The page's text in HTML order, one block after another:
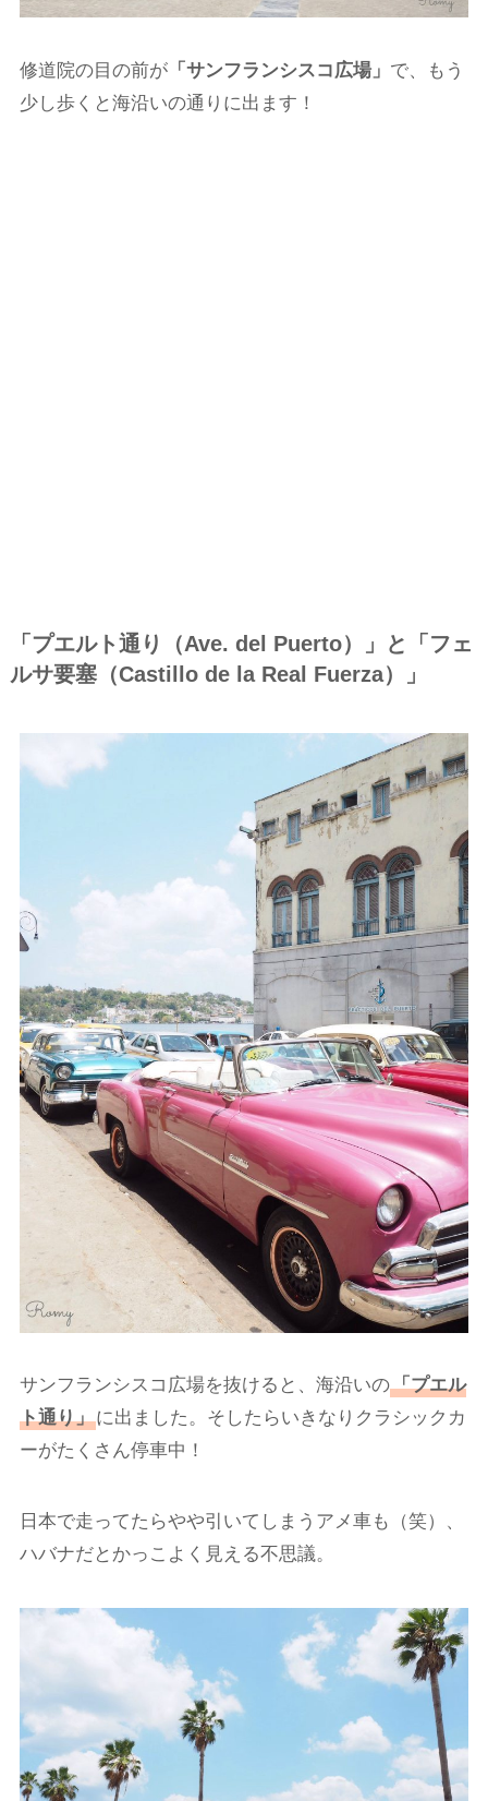
修道院の目の前が「サンフランシスコ広場」 で、もう
少し歩くと海沿いの通りに出ます！
「プエルト通り（Ave. del Puerto）」と「フェ
ルサ要塞（Castillo de la Real Fuerza）」
サンフランシスコ広場を抜けると、海沿いの「プエル
ト通り」に出ました。そしたらいきなりクラシックカ
ーがたくさん停車中！
日本で走ってたらやや引いてしまうアメ車も（笑）、
ハバナだとかっこよく見える不思議。